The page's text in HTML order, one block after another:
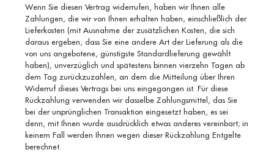
Wenn Sie diesen Vertrag widerrufen, haben wir Ihnen alle
Zahlungen, die wir von Ihnen erhalten haben, einschließlich der
Lieferkosten (mit Ausnahme der zusätzlichen Kosten, die sich
daraus ergeben, dass Sie eine andere Art der Lieferung als die
von uns angebotene, günstigste Standardlieferung gewählt
haben), unverzüglich und spätestens binnen vierzehn Tagen ab
dem Tag zurückzuzahlen, an dem die Mitteilung über Ihren
Widerruf dieses Vertrags bei uns eingegangen ist. Für diese
Rückzahlung verwenden wir dasselbe Zahlungsmittel, das Sie
bei der ursprünglichen Transaktion eingesetzt haben, es sei
denn, mit Ihnen wurde ausdrücklich etwas anderes vereinbart; in
keinem Fall werden Ihnen wegen dieser Rückzahlung Entgelte
berechnet.